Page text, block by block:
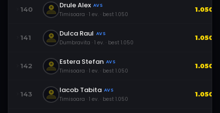
140 Drule Alex AVS
Timisoara · 1 ev. · best 1.050
1.050
141 Dulca Raul AVS
Dumbravita · 1 ev. · best 1.050
1.050
142 Estera Stefan AVS
Timisoara · 1 ev. · best 1.050
1.050
143 Iacob Tabita AVS
Timisoara · 1 ev. · best 1.050
1.050